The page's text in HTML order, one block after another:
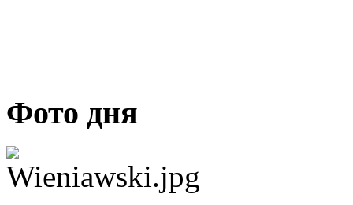
Фото дня